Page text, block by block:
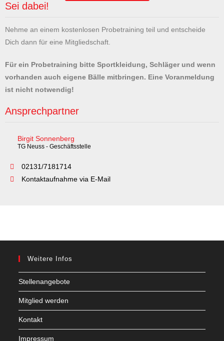
Sei dabei!
Nehme an einem kostenlosen Probetraining teil und entscheide
Dich dann für eine Mitgliedschaft.
Für ein Probetraining bitte Sportkleidung, Schläger und wenn
vorhanden auch eigene Bälle mitbringen. Eine Voranmeldung
ist nicht notwendig!
Ansprechpartner
Birgit Sonnenberg
TG Neuss - Geschäftsstelle
02131/7181714
Kontaktaufnahme via E-Mail
Weitere Infos
Stellenangebote
Mitglied werden
Kontakt
Impressum